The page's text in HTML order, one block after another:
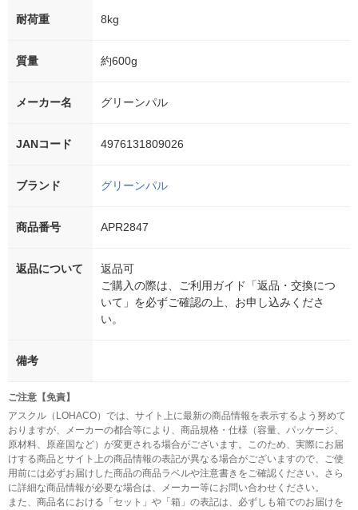
耐荷重 8kg
質量 約600g
メーカー名 グリーンパル
JANコード 4976131809026
ブランド グリーンパル
商品番号 APR2847
返品について
返品可
ご購入の際は、ご利用ガイド「返品・交換につ
いて」を必ずご確認の上、お申し込みくださ
い。
備考
ご注意【免責】
アスクル（LOHACO）では、サイト上に最新の商品情報を表示するよう努めて
おりますが、メーカーの都合等により、商品規格・仕様（容量、パッケージ、
原材料、原産国など）が変更される場合がございます。このため、実際にお届
けする商品とサイト上の商品情報の表記が異なる場合がございますので、ご使
用前には必ずお届けした商品の商品ラベルや注意書きをご確認ください。さら
に詳細な商品情報が必要な場合は、メーカー等にお問い合わせください。
また、商品名における「セット」や「箱」の表記は、必ずしも箱でのお届けを